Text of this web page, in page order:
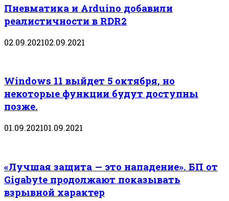
Пневматика и Arduino добавили
реалистичности в RDR2
02.09.202102.09.2021
Windows 11 выйдет 5 октября, но
некоторые функции будут доступны
позже.
01.09.202101.09.2021
«Лучшая защита — это нападение». БП от
Gigabyte продолжают показывать
взрывной характер